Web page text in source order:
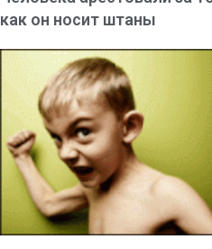
как он носит штаны